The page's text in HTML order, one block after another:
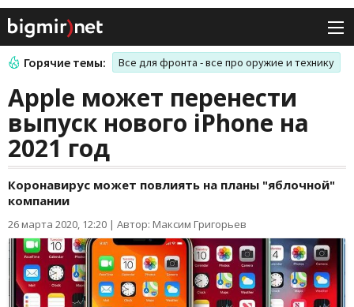
Горячие темы: Все для фронта - все про оружие и технику
Apple может перенести
выпуск нового iPhone на
2021 год
Коронавирус может повлиять на планы "яблочной"
компании
26 марта 2020, 12:20 | Автор: Максим Григорьев